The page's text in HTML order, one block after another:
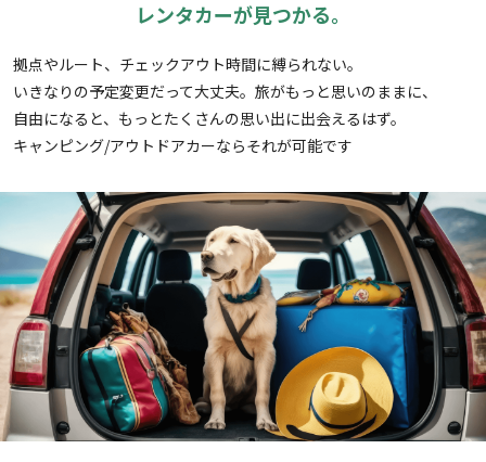
レンタカーが見つかる。
拠点やルート、チェックアウト時間に縛られない。
いきなりの予定変更だって大丈夫。旅がもっと思いのままに、
自由になると、もっとたくさんの思い出に出会えるはず。
キャンピング/アウトドアカーならそれが可能です